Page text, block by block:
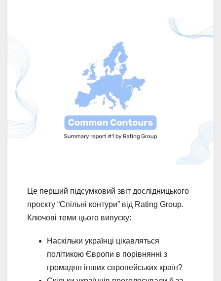
Це перший підсумковий звіт дослідницького
проєкту “Спільні контури” від Rating Group.
Ключові теми цього випуску:
Наскільки українці цікавляться
політикою Європи в порівнянні з
громадян інших європейських країн?